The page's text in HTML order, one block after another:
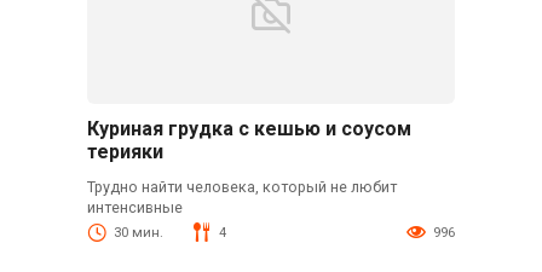
Куриная грудка с кешью и соусом
терияки
Трудно найти человека, который не любит
интенсивные
30 мин. 4 996